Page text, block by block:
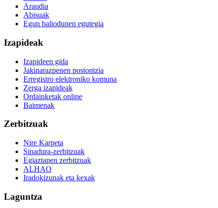
Araudia
Abisuak
Egun baliodunen egutegia
Izapideak
Izapideen gida
Jakinarazpenen postontzia
Erregistro elektroniko komuna
Zerga izapideak
Ordainketak online
Baimenak
Zerbitzuak
Nire Karpeta
Sinadura-zerbitzuak
Egiaztapen zerbitzuak
ALHAO
Iradokizunak eta kexak
Laguntza